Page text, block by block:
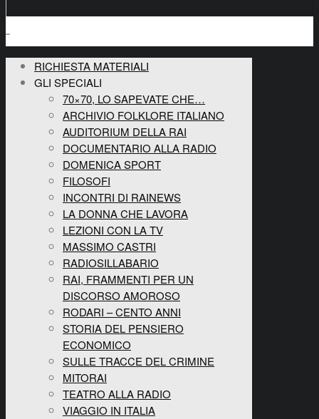
RICHIESTA MATERIALI
GLI SPECIALI
70×70, LO SAPEVATE CHE…
ARCHIVIO FOLKLORE ITALIANO
AUDITORIUM DELLA RAI
DOCUMENTARIO ALLA RADIO
DOMENICA SPORT
FILOSOFI
INCONTRI DI RAINEWS
LA DONNA CHE LAVORA
LEZIONI CON LA TV
MASSIMO CASTRI
RADIOSILLABARIO
RAI, FRAMMENTI PER UN
DISCORSO AMOROSO
RODARI – CENTO ANNI
STORIA DEL PENSIERO
ECONOMICO
SULLE TRACCE DEL CRIMINE
MITORAI
TEATRO ALLA RADIO
VIAGGIO IN ITALIA